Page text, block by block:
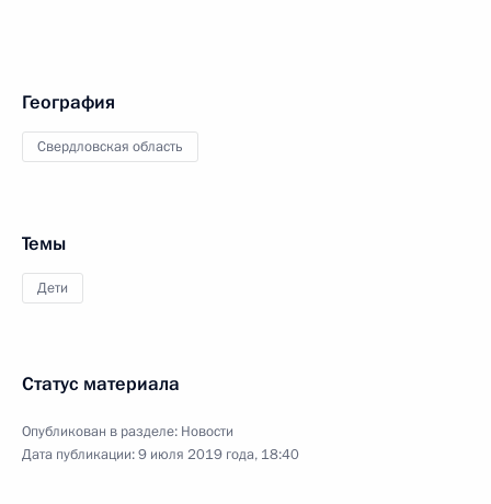
География
Свердловская область
Темы
Дети
Статус материала
Опубликован в разделе: Новости
Дата публикации:9 июля 2019 года, 18:40